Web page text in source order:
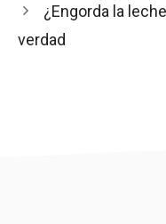
¿Engorda la
verdad